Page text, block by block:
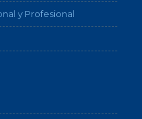
y Profesional